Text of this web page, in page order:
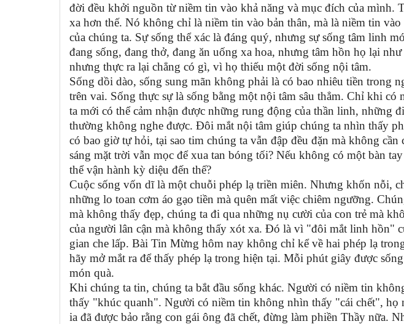
đời đều khởi nguồn từ niềm tin vào khả năng và mục đích của mình.
xa hơn thế. Nó không chỉ là niềm tin vào bản thân, mà là niềm tin
của chúng ta. Sự sống thể xác là đáng quý, nhưng sự sống tâm linh
đang sống, đang thở, đang ăn uống xa hoa, nhưng tâm hồn họ lại
nhưng thực ra lại chẳng có gì, vì họ thiếu một đời sống nội tâm.
Sống dồi dào, sống sung mãn không phải là có bao nhiêu tiền trong
trên vai. Sống thực sự là sống bằng một nội tâm sâu thẳm. Chỉ khi
ta mới có thể cảm nhận được những rung động của thần linh, những
thường không nghe được. Đôi mắt nội tâm giúp chúng ta nhìn thấy
có bao giờ tự hỏi, tại sao tim chúng ta vẫn đập đều đặn mà không
sáng mặt trời vẫn mọc để xua tan bóng tối? Nếu không có một bàn
thể vận hành kỳ diệu đến thế?
Cuộc sống vốn dĩ là một chuỗi phép lạ triền miên. Nhưng khốn nỗi,
những lo toan cơm áo gạo tiền mà quên mất việc chiêm ngưỡng.
mà không thấy đẹp, chúng ta đi qua những nụ cười của con trẻ mà
của người lân cận mà không thấy xót xa. Đó là vì "đôi mắt linh hồn"
gian che lấp. Bài Tin Mừng hôm nay không chỉ kể về hai phép lạ
hãy mở mắt ra để thấy phép lạ trong hiện tại. Mỗi phút giây được
món quà.
Khi chúng ta tin, chúng ta bắt đầu sống khác. Người có niềm tin
thấy "khúc quanh". Người có niềm tin không nhìn thấy "cái chết", họ
ia đã được bảo rằng con gái ông đã chết, đừng làm phiền Thầy nữa.